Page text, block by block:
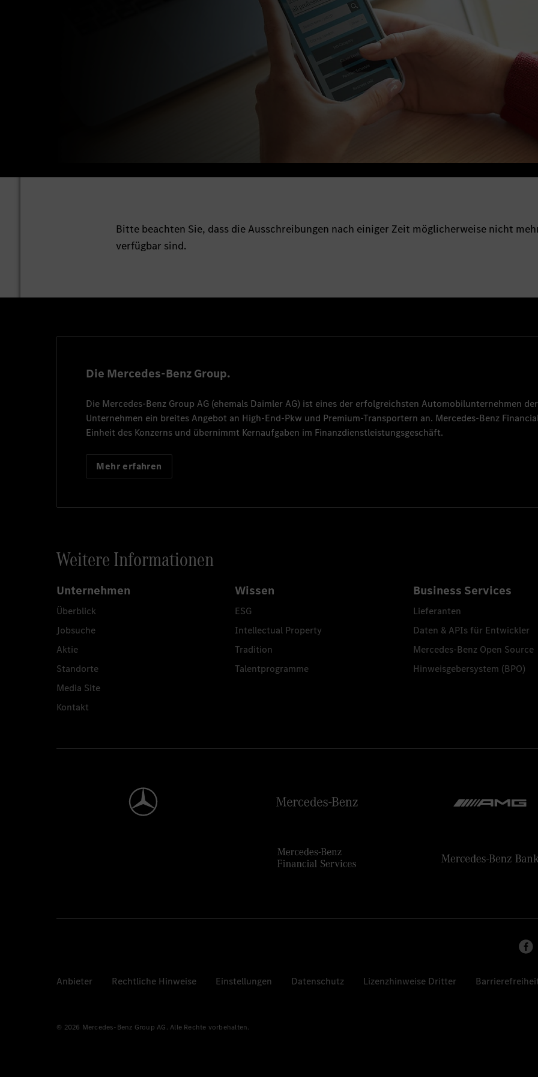
Bitte beachten Sie, dass die Ausschreibungen nach einiger Zeit möglicherweise nicht
verfügbar sind.
Die Mercedes-Benz Group.
Die Mercedes-Benz Group AG (ehemals Daimler AG) ist eines der erfolgreichsten Automobilunternehmen
Unternehmen ein breites Angebot an High-End-Pkw und Premium-Transportern an. Mercedes-Benz
Einheit des Konzerns und übernimmt Kernaufgaben im Finanzdienstleistungsgeschäft.
Mehr erfahren
Weitere Informationen
Unternehmen
Überblick
Jobsuche
Aktie
Standorte
Media Site
Kontakt
Wissen
ESG
Intellectual Property
Tradition
Talentprogramme
Business Services
Lieferanten
Daten & APIs für Entwickler
Mercedes-Benz Open Source
Hinweisgebersystem (BPO)
Anbieter Rechtliche Hinweise Einstellungen Datenschutz Lizenzhinweise Dritter
© 2026 Mercedes-Benz Group AG. Alle Rechte vorbehalten.